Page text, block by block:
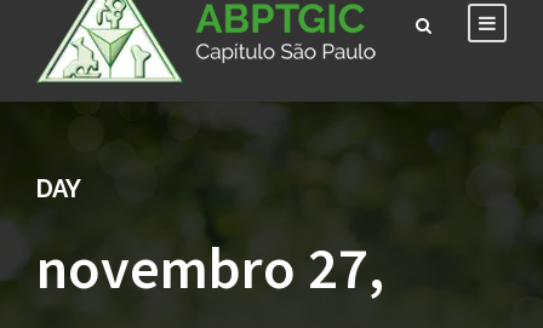
DAY
novembro 27,